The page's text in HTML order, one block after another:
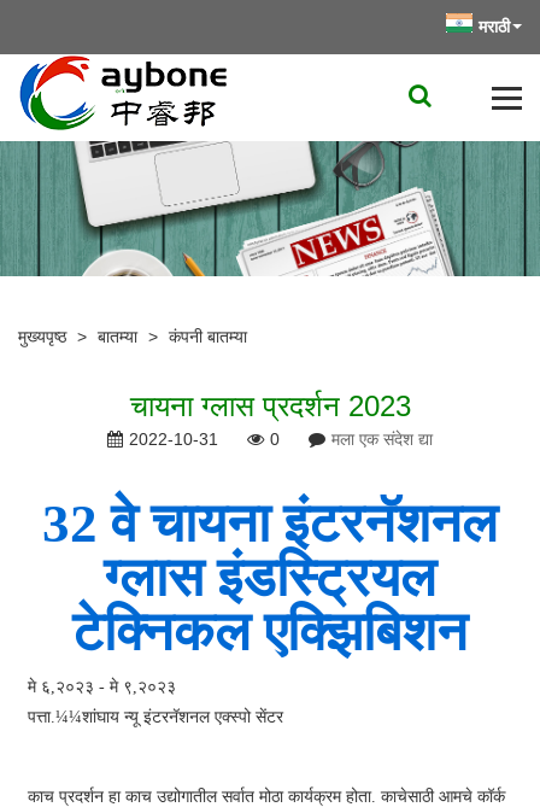
मराठी
मुख्यपृष्ठ > बातम्या > कंपनी बातम्या
चायना ग्लास प्रदर्शन 2023
2022-10-31 0 मला एक संदेश द्या
32 वे चायना इंटरनॅशनल
ग्लास इंडस्ट्रियल
टेक्निकल एक्झिबिशन
मे ६,२०२३ - मे ९,२०२३
पत्ता.¼¼शांघाय न्यू इंटरनॅशनल एक्स्पो सेंटर
काच प्रदर्शन हा काच उद्योगातील सर्वात मोठा कार्यक्रम होता. काचेसाठी आमचे कॉर्क